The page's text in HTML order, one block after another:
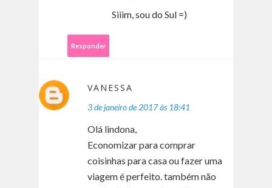
Siiim, sou do Sul =)
Responder
VANESSA
3 de janeiro de 2017 às 18:41
Olá lindona,
Economizar para comprar
coisinhas para casa ou fazer uma
viagem é perfeito. também não